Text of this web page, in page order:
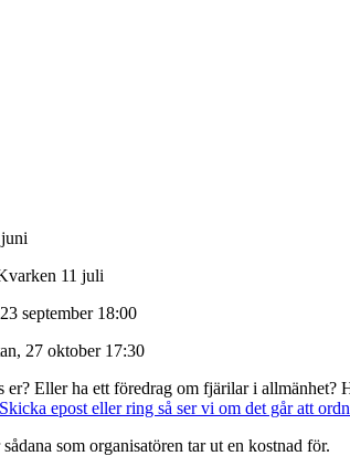
11 juli
september 18:00
27 oktober 17:30
Eller ha ett föredrag om fjärilar i allmänhet?
Skicka epost eller ring så ser vi om det går att
sådana som organisatören tar ut en kostnad för.